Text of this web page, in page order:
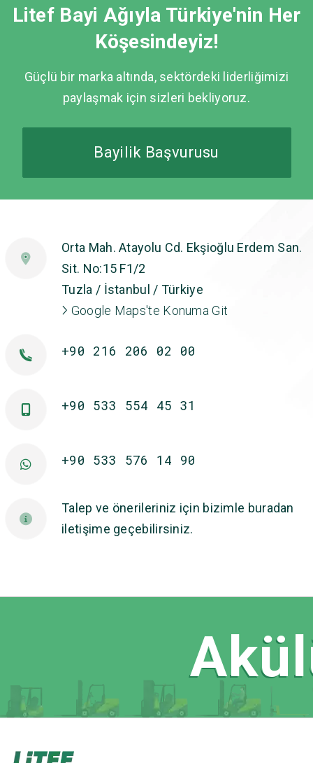
Litef Bayi Ağıyla Türkiye'nin Her
Köşesindeyiz!
Güçlü bir marka altında, sektördeki liderliğimizi
paylaşmak için sizleri bekliyoruz.
Bayilik Başvurusu
Orta Mah. Atayolu Cd. Ekşioğlu Erdem San.
Sit. No:15 F1/2
Tuzla / İstanbul / Türkiye
Google Maps'te Konuma Git
+90 216 206 02 00
+90 533 554 45 31
+90 533 576 14 90
Talep ve önerileriniz için bizimle buradan
iletişime geçebilirsiniz.